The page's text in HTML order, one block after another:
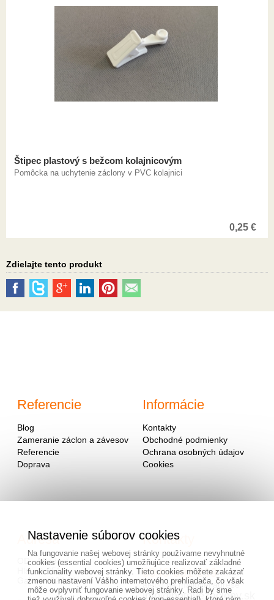
Štipec plastový s bežcom kolajnicovým
Pomôcka na uchytenie záclony v PVC kolajnici
0,25 €
Zdielajte tento produkt
Referencie
Blog
Zameranie záclon a závesov
Referencie
Doprava
Informácie
Kontakty
Obchodné podmienky
Ochrana osobných údajov
Cookies
Adresa
OD - Mladosť
Hlavná 951
Galanta 924 01
Kontakty
0940 091 999
alebo na mailovej adrese
info@hotovezaclony.sk
Nastavenie súborov cookies
Na fungovanie našej webovej stránky používame nevyhnutné
cookies (essential cookies) umožňujúce realizovať základné
funkcionality webovej stránky. Tieto cookies môžete zakázať
zmenou nastavení Vášho internetového prehliadača, čo však
môže ovplyvniť fungovanie webovej stránky. Radi by sme